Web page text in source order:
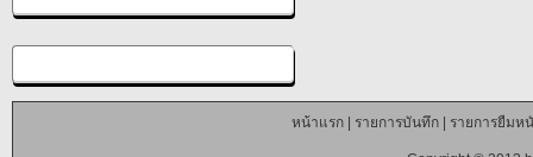
หน้าแรก| รายการบันทึก| รายการยืมห